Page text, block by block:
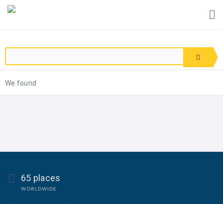
We found
65 places
WORLDWIDE